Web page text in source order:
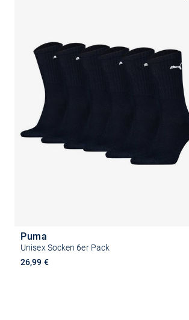
Puma
Unisex Socken 6er Pack
26,99 €